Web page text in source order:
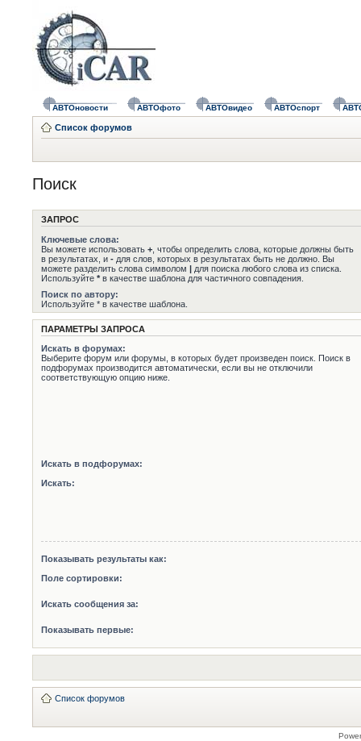
АВТОновости АВТОфото АВТОвидео АВТОспорт
Список форумов
Поиск
ЗАПРОС
Ключевые слова:
Вы можете использовать + , чтобы определить слова, которые должны быть
в результатах, и - для слов, которых в результатах быть не должно. Вы
можете разделить слова символом | для поиска любого слова из списка.
Используйте * в качестве шаблона для частичного совпадения.
Поиск по автору:
Используйте * в качестве шаблона.
ПАРАМЕТРЫ ЗАПРОСА
Искать в форумах:
Выберите форум или форумы, в которых будет произведен поиск. Поиск в
подфорумах производится автоматически, если вы не отключили
соответствующую опцию ниже.
Искать в подфорумах:
Искать:
Показывать результаты как:
Поле сортировки:
Искать сообщения за:
Показывать первые:
Список форумов